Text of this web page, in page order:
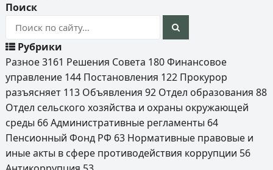
Поиск
Рубрики
Разное3161 Решения Совета 180Финансовое
управление 144 Постановления 122 Прокурор
разъясняет 113 Объявления 92 Отдел образования 88
Отдел сельского хозяйства и охраны окружающей
среды 66Административные регламенты 64
Пенсионный Фонд РФ 63 Нормативные правовые и
иные акты в сфере противодействия коррупции 56